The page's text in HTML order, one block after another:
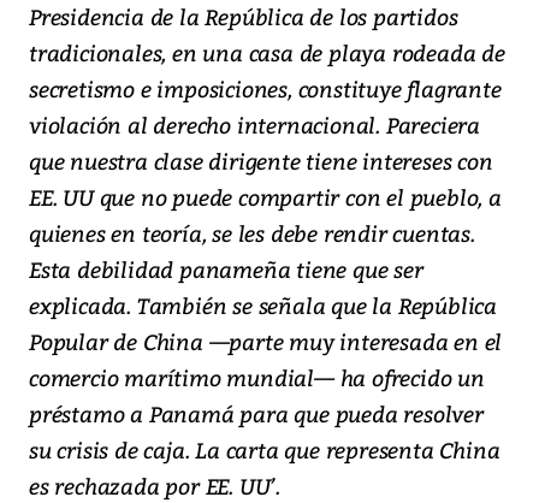
Presidencia de la República de los partidos
tradicionales, en una casa de playa rodeada de
secretismo e imposiciones, constituye flagrante
violación al derecho internacional. Pareciera
que nuestra clase dirigente tiene intereses con
EE. UU que no puede compartir con el pueblo, a
quienes en teoría, se les debe rendir cuentas.
Esta debilidad panameña tiene que ser
explicada. También se señala que la República
Popular de China —parte muy interesada en el
comercio marítimo mundial— ha ofrecido un
préstamo a Panamá para que pueda resolver
su crisis de caja. La carta que representa China
es rechazada por EE. UU’.